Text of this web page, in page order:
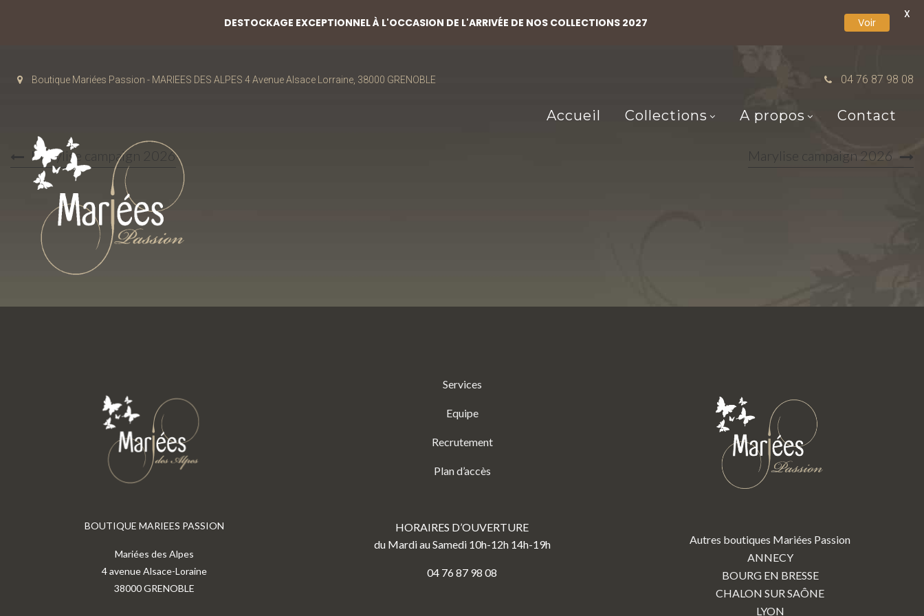
Boutique Mariées Passion - MARIEES DES ALPES 4 Avenue Alsace Lorraine, 38000 GRENOBLE 04 76 87 98 08
Accueil Collections A propos Contact
Marylise campaign 2026 Marylise campaign 2026
BOUTIQUE MARIEES PASSION
Mariées des Alpes
4 avenue Alsace-Loraine
38000 GRENOBLE
Services
Equipe
Recrutement
Plan d’accès
HORAIRES D’OUVERTURE
du Mardi au Samedi 10h-12h 14h-19h
04 76 87 98 08
Autres boutiques Mariées Passion
ANNECY
BOURG EN BRESSE
CHALON SUR SAÔNE
LYON
DESTOCKAGE EXCEPTIONNEL À L'OCCASION DE L'ARRIVÉE DE NOS COLLECTIONS 2027 Voir
X